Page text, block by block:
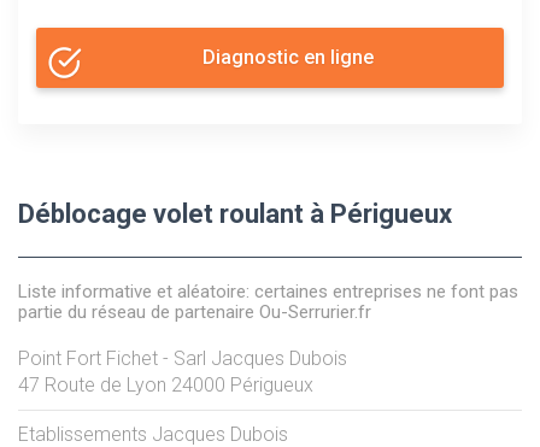
Diagnostic en ligne
Déblocage volet roulant à Périgueux
Liste informative et aléatoire: certaines entreprises ne font pas
partie du réseau de partenaire Ou-Serrurier.fr
Point Fort Fichet - Sarl Jacques Dubois
47 Route de Lyon 24000 Périgueux
Etablissements Jacques Dubois